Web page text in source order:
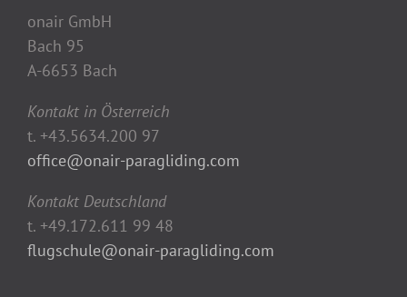
onair GmbH
Bach 95
A-6653 Bach
Kontakt in Österreich
t. +43.5634.200 97
office@onair-paragliding.com
Kontakt Deutschland
t. +49.172.611 99 48
flugschule@onair-paragliding.com